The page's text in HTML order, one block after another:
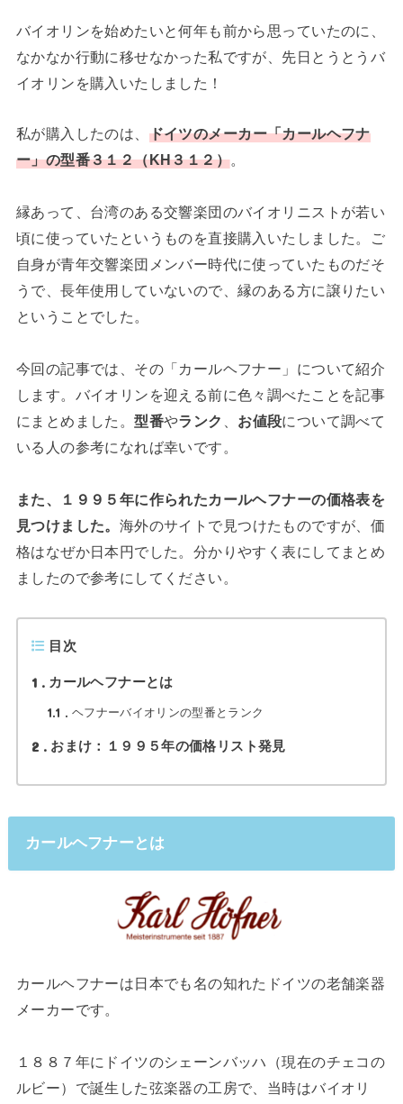
バイオリンを始めたいと何年も前から思っていたのに、
なかなか行動に移せなかった私ですが、先日とうとうバ
イオリンを購入いたしました！
私が購入したのは、 ドイツのメーカー「カールヘフナ
ー」の型番３１２（KH３１２）。
縁あって、台湾のある交響楽団のバイオリニストが若い
頃に使っていたというものを直接購入いたしました。ご
自身が青年交響楽団メンバー時代に使っていたものだそ
うで、長年使用していないので、縁のある方に譲りたい
ということでした。
今回の記事では、その「カールヘフナー」について紹介
します。バイオリンを迎える前に色々調べたことを記事
にまとめました。型番やランク お値段について調べて
いる人の参考になれば幸いです。
また、１９９５年に作られたカールヘフナーの価格表を
見つけました。 海外のサイトで見つけたものですが、価
格はなぜか日本円でした。分かりやすく表にしてまとめ
ましたので参考にしてください。
目次
1 カールヘフナーとは
1.1 ヘフナーバイオリンの型番とランク
2 おまけ：１９９５年の価格リスト発見
カールヘフナーとは
カールヘフナーは日本でも名の知れたドイツの老舗楽器
メーカーです。
１８８７年にドイツのシェーンバッハ（現在のチェコの
ルビー）で誕生した弦楽器の工房で、当時はバイオリ